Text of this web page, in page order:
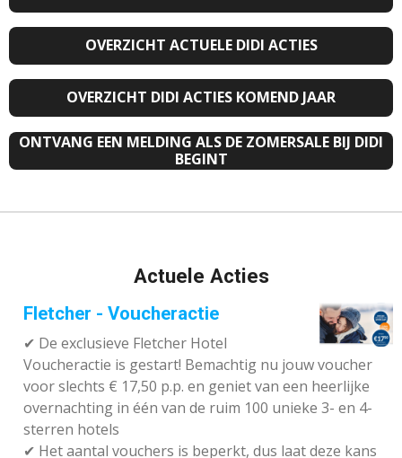
OVERZICHT ACTUELE DIDI ACTIES
OVERZICHT DIDI ACTIES KOMEND JAAR
ONTVANG EEN MELDING ALS DE ZOMERSALE BIJ DIDI
BEGINT
Actuele Acties
Fletcher - Voucheractie
✔ De exclusieve Fletcher Hotel
Voucheractie is gestart! Bemachtig nu jouw voucher
voor slechts € 17,50 p.p. en geniet van een heerlijke
overnachting in één van de ruim 100 unieke 3- en 4-
sterren hotels
✔ Het aantal vouchers is beperkt, dus laat deze kans